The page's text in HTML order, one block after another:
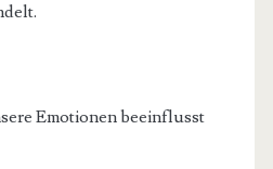
Emotionen beeinflusst